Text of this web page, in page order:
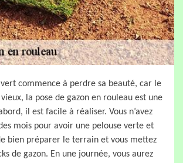
commence à perdre sa beauté, car le
vieux, la pose de gazon en rouleau est une
il est facile à réaliser. Vous n’avez
mois pour avoir une pelouse verte et
bien préparer le terrain et vous mettez
de gazon. En une journée, vous aurez